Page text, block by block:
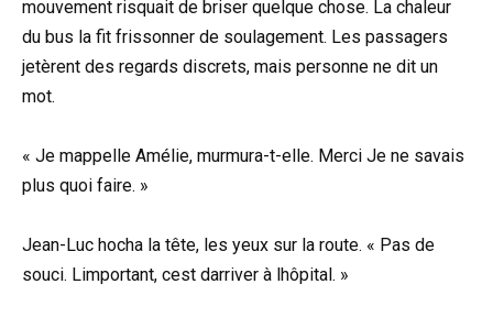
mouvement risquait de briser quelque chose. La chaleur
du bus la fit frissonner de soulagement. Les passagers
jetèrent des regards discrets, mais personne ne dit un
mot.
« Je mappelle Amélie, murmura-t-elle. Merci Je ne savais
plus quoi faire. »
Jean-Luc hocha la tête, les yeux sur la route. « Pas de
souci. Limportant, cest darriver à lhôpital. »